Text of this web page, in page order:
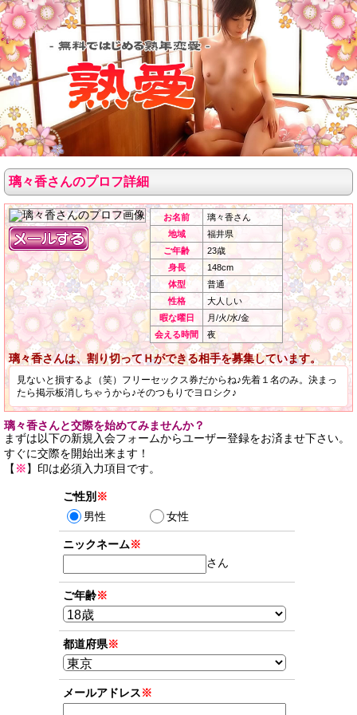
璃々香さんのプロフ詳細
お名前
璃々香さん
地域
福井県
ご年齢
23歳
身長
148cm
体型
普通
性格
大人しい
暇な曜日
月/火/水/金
会える時間
夜
璃々香さんは、割り切ってＨができる相手を募集しています。
見ないと損するよ（笑）フリーセックス券だからね♪先着１名のみ。決まっ
たら掲示板消しちゃうから♪そのつもりでヨロシク♪
璃々香さんと交際を始めてみませんか？
まずは以下の新規入会フォームからユーザー登録をお済ませ下さい。
すぐに交際を開始出来ます！
【 ※】印は必須入力項目です。